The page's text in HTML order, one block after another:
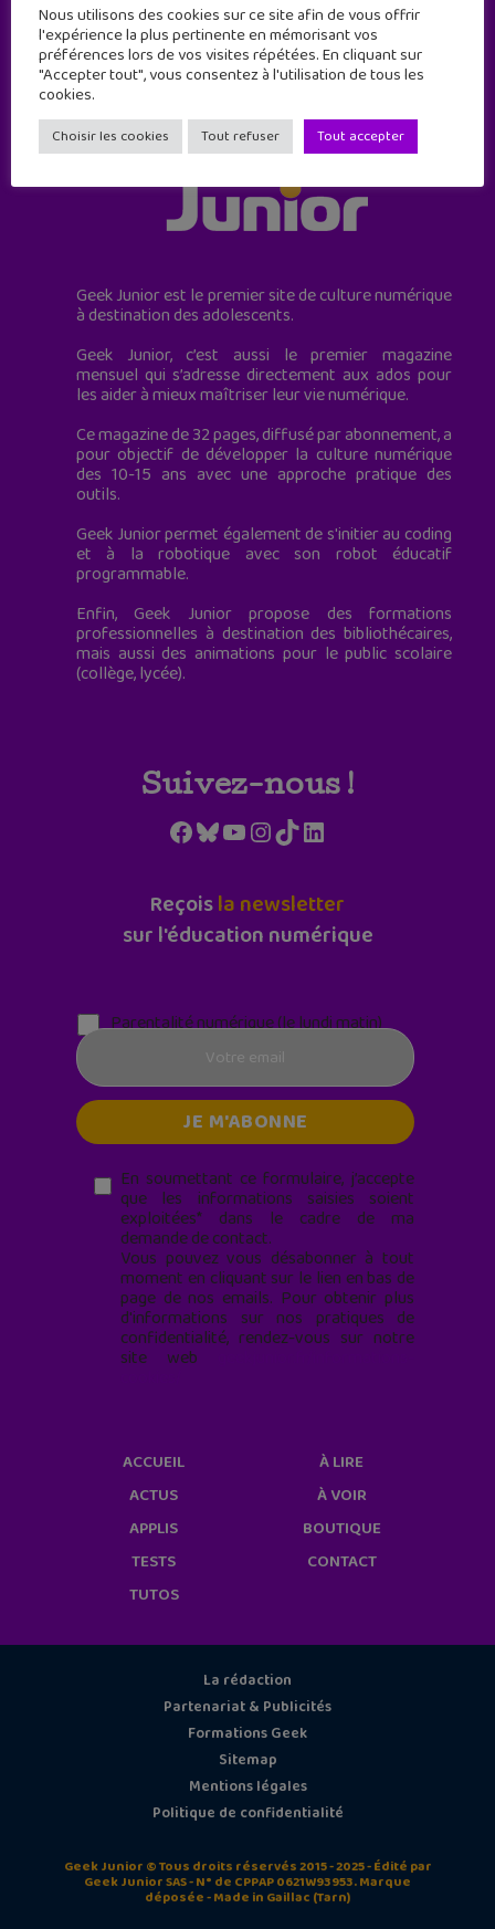
Geek Junior est le premier site de culture numérique
à destination des adolescents.
Geek Junior, c’est aussi le premier magazine
mensuel qui s’adresse directement aux ados pour
les aider à mieux maîtriser leur vie numérique.
Ce magazine de 32 pages, diffusé par abonnement, a
pour objectif de développer la culture numérique
des 10-15 ans avec une approche pratique des
outils.
Geek Junior permet également de s'initier au coding
et à la robotique avec son robot éducatif
programmable.
Enfin, Geek Junior propose des formations
professionnelles à destination des bibliothécaires,
mais aussi des animations pour le public scolaire
(collège, lycée).
Suivez-nous !
Facebook
Bluesky
YouTube
Instagram
TikTokLinkedIn
Reçoisla newsletter
sur l'éducation numérique
Parentalité numérique (le lundi matin)
En soumettant ce formulaire, j’accepte
que les informations saisies soient
exploitées* dans le cadre de ma
demande de contact.
Vous pouvez vous désabonner à tout
moment en cliquant sur le lien en bas de
page de nos emails. Pour obtenir plus
d'informations sur nos pratiques de
confidentialité, rendez-vous sur notre
site web
Nous utilisons des cookies sur ce site afin de vous offrir
l'expérience la plus pertinente en mémorisant vos
préférences lors de vos visites répétées. En cliquant sur
"Accepter tout", vous consentez à l'utilisation de tous les
cookies.
Choisir les cookies Tout refuser Tout accepter
ACCUEIL
ACTUS
APPLIS
TESTS
TUTOS
À LIRE
À VOIR
BOUTIQUE
CONTACT
La rédaction
Partenariat & Publicités
Formations Geek
Sitemap
Mentions légales
Politique de confidentialité
Geek Junior © Tous droits réservés 2015 - 2025 - Édité par
Geek Junior SAS - N° de CPPAP 0621W93953. Marque
déposée - Made in Gaillac (Tarn)